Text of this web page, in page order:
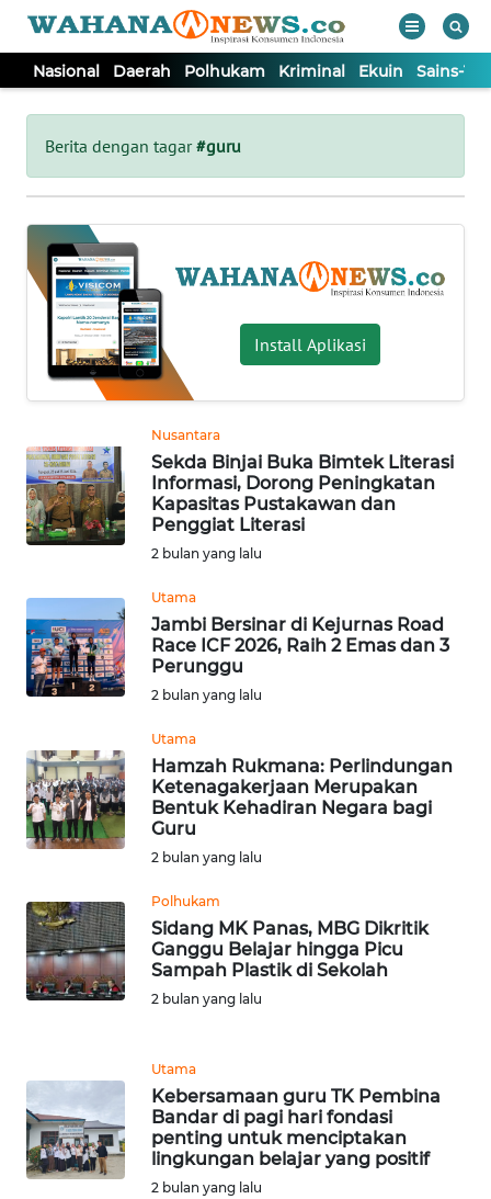
Nasional Daerah Polhukam Kriminal Ekuin Sains-
Berita dengan tagar#guru
Install Aplikasi
Nusantara
Sekda Binjai Buka Bimtek Literasi
Informasi, Dorong Peningkatan
Kapasitas Pustakawan dan
Penggiat Literasi
2 bulan yang lalu
Utama
Jambi Bersinar di Kejurnas Road
Race ICF 2026, Raih 2 Emas dan 3
Perunggu
2 bulan yang lalu
Utama
Hamzah Rukmana: Perlindungan
Ketenagakerjaan Merupakan
Bentuk Kehadiran Negara bagi
Guru
2 bulan yang lalu
Polhukam
Sidang MK Panas, MBG Dikritik
Ganggu Belajar hingga Picu
Sampah Plastik di Sekolah
2 bulan yang lalu
Utama
Kebersamaan guru TK Pembina
Bandar di pagi hari fondasi
penting untuk menciptakan
lingkungan belajar yang positif
2 bulan yang lalu
Tutup
NASIONAL
DAERAH
POLHUKAM
KRIMINAL
EKUIN
SAINS-TEKNO
INTERNASIONAL
SERBA-SERBI
PENDIDIKAN
OLAHRAGA
EDITORIAL
Informasi
KONTAK
KAMI